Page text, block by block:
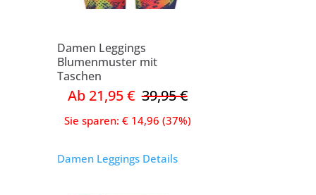
Damen Leggings
Blumenmuster mit
Taschen
Ab 21,95 €39,95 €
Sie sparen: € 14,96 (37%)
Damen Leggings Details